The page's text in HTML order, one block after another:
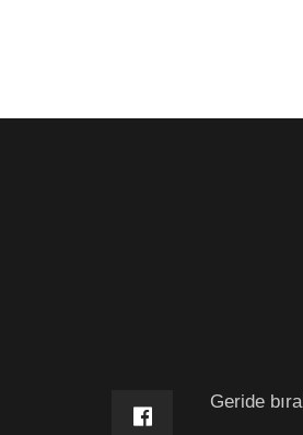
Geride